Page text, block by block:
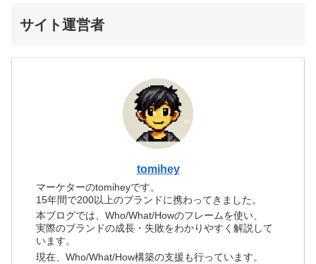
サイト運営者
tomihey
マーケターのtomiheyです。
15年間で200以上のブランドに携わってきました。
本ブログでは、Who/What/Howのフレームを使い、
実際のブランドの成長・失敗をわかりやすく解説して
います。
現在、Who/What/How構築の支援も行っています。